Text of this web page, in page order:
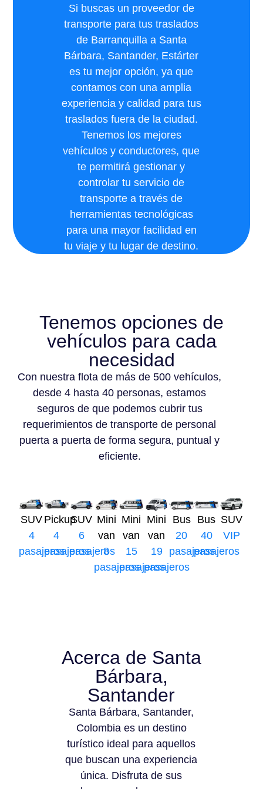
Si buscas un proveedor de
transporte para tus traslados
de Barranquilla a Santa
Bárbara, Santander, Estárter
es tu mejor opción, ya que
contamos con una amplia
experiencia y calidad para tus
traslados fuera de la ciudad.
Tenemos los mejores
vehículos y conductores, que
te permitirá gestionar y
controlar tu servicio de
transporte a través de
herramientas tecnológicas
para una mayor facilidad en
tu viaje y tu lugar de destino.
Tenemos opciones de
vehículos para cada
necesidad
Con nuestra flota de más de 500 vehículos,
desde 4 hasta 40 personas, estamos
seguros de que podemos cubrir tus
requerimientos de transporte de personal
puerta a puerta de forma segura, puntual y
eficiente.
SUV
4
pasajeros
Pickup
4
pasajeros
SUV
6
pasajeros
Mini
van
8
pasajeros
Mini
van
15
pasajeros
Mini
van
19
pasajeros
Bus
20
pasajeros
Bus
40
pasajeros
SUV
VIP
Acerca de Santa
Bárbara,
Santander
Santa Bárbara, Santander,
Colombia es un destino
turístico ideal para aquellos
que buscan una experiencia
única. Disfruta de sus